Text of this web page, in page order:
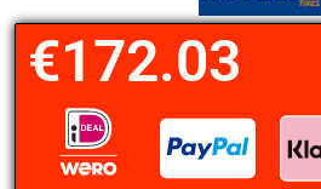
€172.03